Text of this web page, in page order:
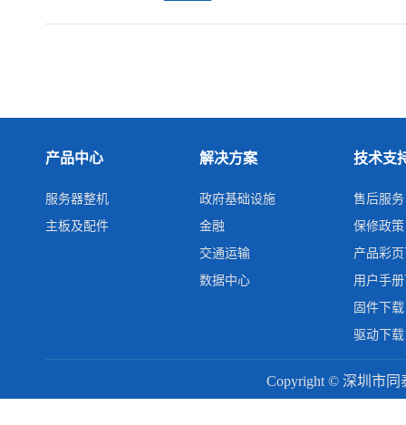
产品中心
服务器整机
主板及配件
解决方案
政府基础设施
金融
交通运输
数据中心
技术支
售后服务
保修政策
产品彩
用户手
固件下载
驱动下载
Copyright © 深圳市同